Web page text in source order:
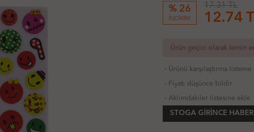
% 26
İNDİRİM
17.31 TL
12.74
Ürün geçici olarak temin
· Ürünü karşılaştırma listeme
· Fiyatı düşünce bildir
· Aklımdakiler listesine ekle
STOGA GIRINCE HABER